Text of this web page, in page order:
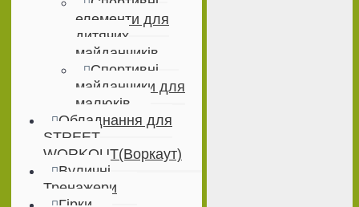
елементи для
дитячих
майданчиків
Спортивні
майданчики для
малюків
Обладнання для
STREET
WORKOUT(Воркаут)
Вуличні
Тренажери